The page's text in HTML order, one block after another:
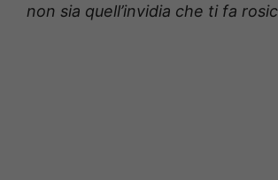
non sia quell’invidia che ti fa